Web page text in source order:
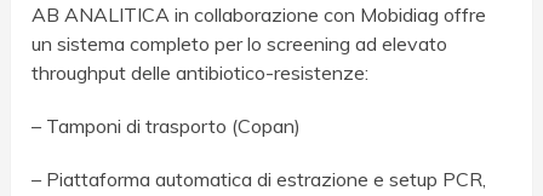
AB ANALITICA in collaborazione con Mobidiag offre
un sistema completo per lo screening ad elevato
throughput delle antibiotico-resistenze:
– Tamponi di trasporto (Copan)
– Piattaforma automatica di estrazione e setup PCR,